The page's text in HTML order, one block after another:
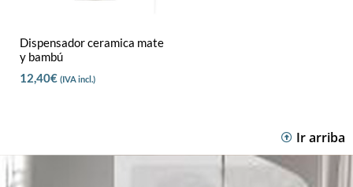
Dispensador ceramica mate
y bambú
12,40€ (IVA incl.)
Ir arriba